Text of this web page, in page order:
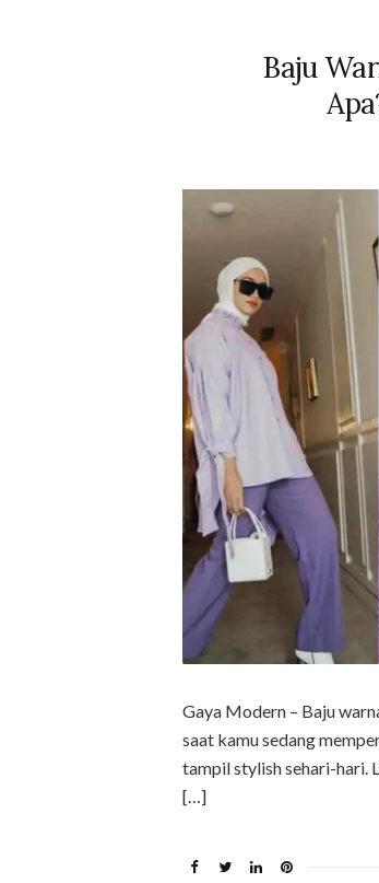
Baju
Gaya Modern – Baju
saat kamu sedang
tampil stylish sehari-hari.
[…]